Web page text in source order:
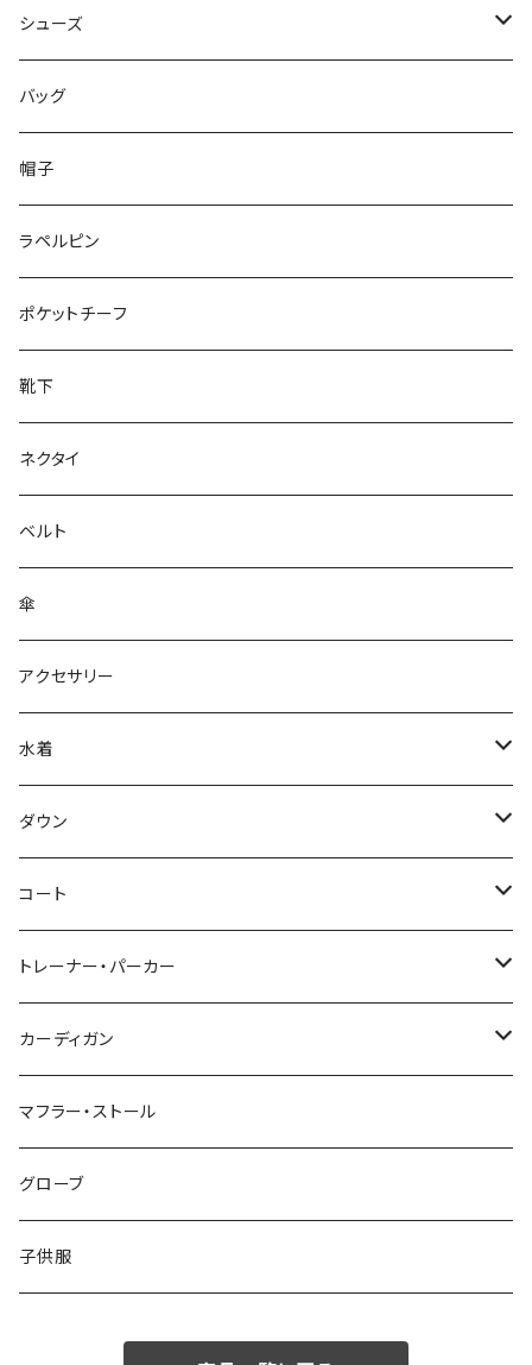
50/XL～
48/L
50/XL～
46/M
48/L
50/XL～
～44/S
46/M
48/L
50/XL～
シューズ
～25.5cm
26cm～
27cm～
28cm～
バッグ
帽子
ラペルピン
ポケットチーフ
靴下
ネクタイ
ベルト
傘
アクセサリー
水着
～44/S
46/M
48/L
50/XL～
ダウン
～44/S
46/M
48/L
50/XL～
コート
～44/S
46/M
48/L
50/XL～
トレーナー・パーカー
～44/S
46/M
48/L
50/XL～
カーディガン
～44/S
46/M
48/L
マフラー・ストール
グローブ
子供服